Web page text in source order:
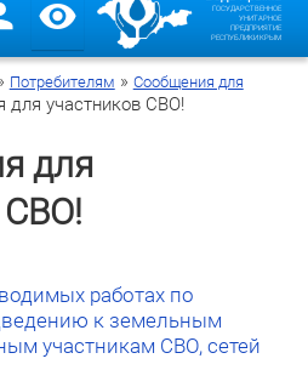
ГОСУДАРСТВЕННОЕ
УНИТАРНОЕ
ПРЕДПРИЯТИЕ
РЕСПУБЛИКИ КРЫМ
Потребителям » Сообщения для
участников СВО!
для
СВО!
работах по
к земельным
участникам СВО, сетей